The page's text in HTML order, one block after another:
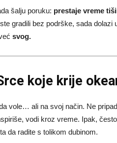
šalju poruku: prestaje vreme
gradili bez podrške, sada dolazi
svog.
koje krije
vole… ali na svoj način. Ne
vodi kroz vreme. Ipak,
da radite s tolikom dubinom.